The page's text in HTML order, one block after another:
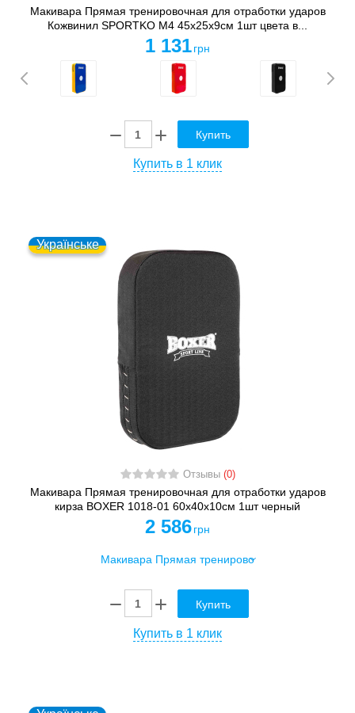
Макивара Прямая тренировочная для отработки ударов
Кожвинил SPORTKO M4 45x25x9см 1шт цвета в...
1 131 грн
Купить
Купить в 1 клик
Українське
Отзывы (0)
Макивара Прямая тренировочная для отработки ударов
кирза BOXER 1018-01 60х40х10см 1шт черный
2 586 грн
Купить
Купить в 1 клик